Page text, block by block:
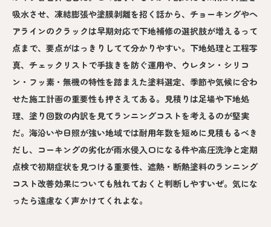
吸水させ、凍結膨張や塗膜剥離を招く話から、チョーキングやヘ
アラインのクラックは早期対応で下地補修の選択肢が増えるって
点まで、要点がはっきりしてて分かりやすい。下地処理と工程写
真、チェックリストで手抜きを防ぐ運用や、ウレタン・シリコ
ン・フッ素・無機の特性を踏まえた塗料選定、季節や気候に合わ
せた施工計画の重要性も押さえてある。見積りは足場や下地処
理、塗り回数の内訳を見てランニングコストを考えるのが堅実
だ。海沿いや日照が強い地域では耐用年数を短めに見積もるべき
だし、コーキングの劣化が雨水侵入口になる件や高圧洗浄と定期
点検で初期症状を見つける重要性、遮熱・断熱塗料のランニング
コスト改善効果についても触れておくと判断しやすいぜ。気にな
ったら遠慮なく声かけてくれよな。